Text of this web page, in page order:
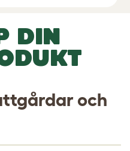
DIN
och